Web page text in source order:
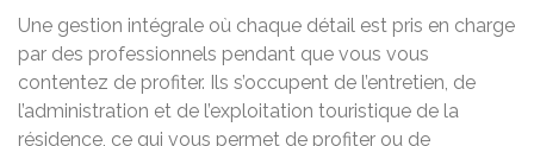
Une gestion intégrale où chaque détail est pris en charge
par des professionnels pendant que vous vous
contentez de profiter. Ils s’occupent de l’entretien, de
l’administration et de l’exploitation touristique de la
résidence, ce qui vous permet de profiter ou de